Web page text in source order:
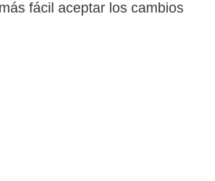
fácil aceptar los cambios